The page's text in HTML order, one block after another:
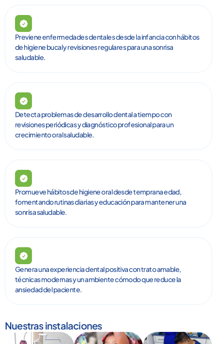
Previene enfermedades dentales desde la infancia con hábitos
de higiene bucal y revisiones regulares para una sonrisa
saludable.
Detecta problemas de desarrollo dental a tiempo con
revisiones periódicas y diagnóstico profesional para un
crecimiento oral saludable.
Promueve hábitos de higiene oral desde temprana edad,
fomentando rutinas diarias y educación para mantener una
sonrisa saludable.
Genera una experiencia dental positiva con trato amable,
técnicas modernas y un ambiente cómodo que reduce la
ansiedad del paciente.
Nuestras instalaciones